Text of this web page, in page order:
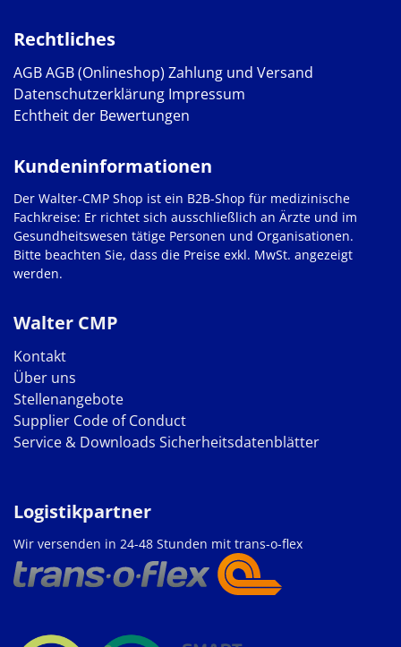
Rechtliches
AGBAGB (Onlineshop) Zahlung und Versand
Datenschutzerklärung Impressum
Echtheit der Bewertungen
Walter CMP
Kontakt
Über uns
Stellenangebote
Supplier Code of Conduct
Service & Downloads Sicherheitsdatenblätter
Kundeninformationen
Der Walter-CMP Shop ist ein B2B-Shop für medizinische
Fachkreise: Er richtet sich ausschließlich an Ärzte und im
Gesundheitswesen tätige Personen und Organisationen.
Bitte beachten Sie, dass die Preise exkl. MwSt. angezeigt
werden.
Logistikpartner
Wir versenden in 24-48 Stunden mit trans-o-flex